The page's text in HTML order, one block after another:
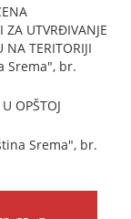
ZA UTVRĐIVANJE
TERITORIJI
Srema", br.
OPŠTOJ
Srema", br.